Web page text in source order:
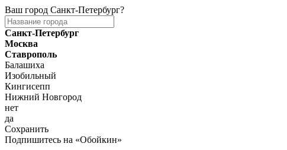
Ваш город Санкт-Петербург?
Санкт-Петербург
Москва
Ставрополь
Балашиха
Изобильный
Кингисепп
Нижний Новгород
нет
да
Сохранить
Подпишитесь на «Обойкин»